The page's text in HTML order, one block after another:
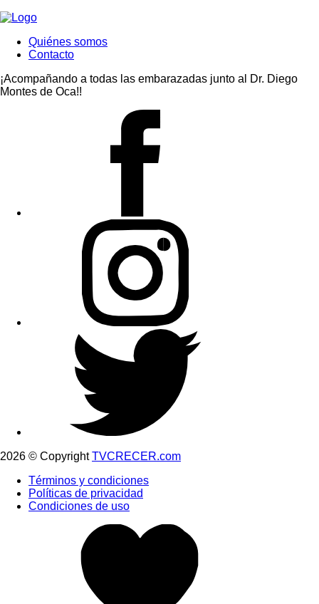
Quiénes somos
Contacto
¡Acompañando a todas las embarazadas junto al Dr. Diego
Montes de Oca!!
2026 © CopyrightTVCRECER.com
Términos y condiciones
Políticas de privacidad
Condiciones de uso